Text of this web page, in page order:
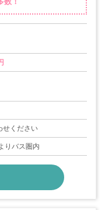
（12/29-1/3）
せください
りバス圏内